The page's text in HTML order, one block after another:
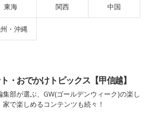
東海 関西 中国
・沖縄
・おでかけトピックス【甲信越】
集部が選ぶ、GW(ゴールデンウィーク)の楽し
で楽しめるコンテンツも続々！